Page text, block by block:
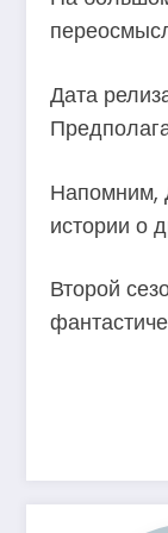
Дата
Напомним,
истории о
Второй